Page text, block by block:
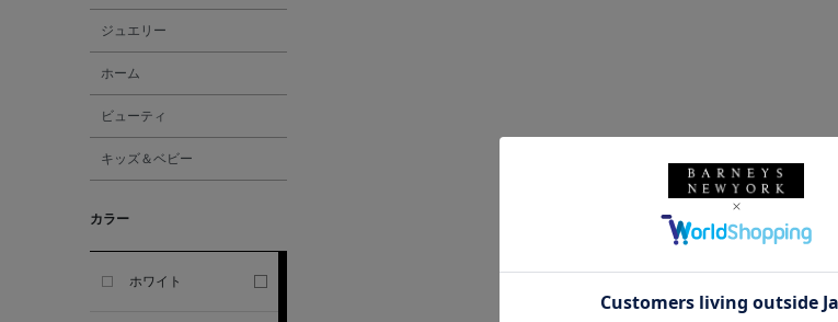
ALTEA
AMOMENTO
ANCIENT GREEK
ジュエリー
ホーム
ビューティ
キッズ＆ベビー
カラー
ホワイト